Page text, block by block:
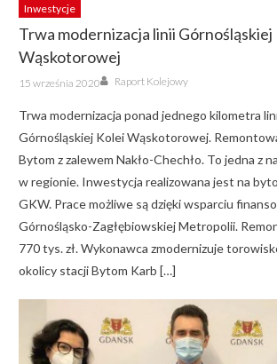
Inwestycje
Trwa modernizacja linii Górnośląskiej
Wąskotorowej
Posted
on
15 września 2020 Author
Raport Kolejowy
Trwa modernizacja ponad jednego kilometra
Górnośląskiej Kolei Wąskotorowej.
Bytom z zalewem Nakło-Chechło. To jedna z
w regionie. Inwestycja realizowana jest na
GKW. Prace możliwe są dzięki wsparciu
Górnośląsko-Zagłębiowskiej Metropolii.
770 tys. zł. Wykonawca zmodernizuje
okolicy stacji Bytom Karb […]